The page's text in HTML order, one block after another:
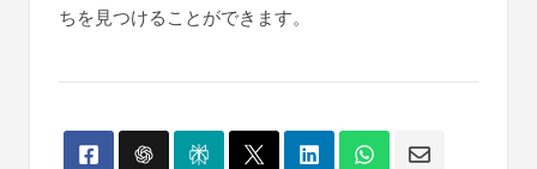
読してください。また、 Twitter